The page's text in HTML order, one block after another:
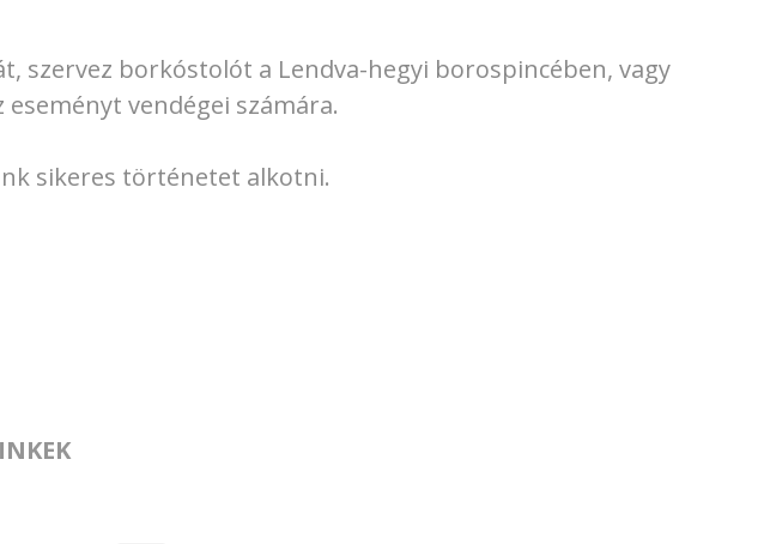
szervez borkóstolót a Lendva-hegyi borospincében, vagy
vendégei számára.
sikeres történetet alkotni.